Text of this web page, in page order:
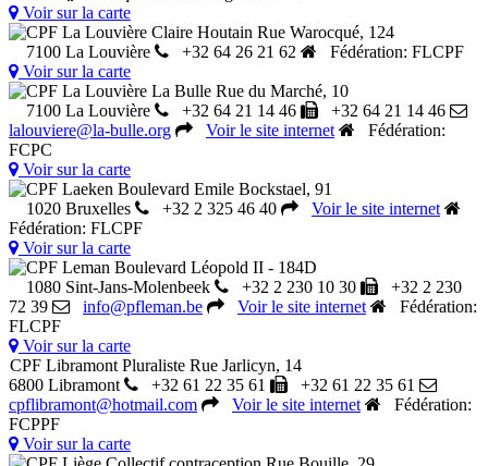
Voir sur la carte
CPF La Louvière Claire Houtain Rue Warocqué, 124
7100 La Louvière
+32 64 26 21 62
Fédération: FLCPF
Voir sur la carte
CPF La Louvière La Bulle Rue du Marché, 10
7100 La Louvière
+32 64 21 14 46
+32 64 21 14 46
lalouviere@la-bulle.org
Voir le site internet
Fédération:
FCPC
Voir sur la carte
CPF Laeken Boulevard Emile Bockstael, 91
1020 Bruxelles
+32 2 325 46 40
Voir le site internet
Fédération: FLCPF
Voir sur la carte
CPF Leman Boulevard Léopold II - 184D
1080 Sint-Jans-Molenbeek
+32 2 230 10 30
+32 2 230
72 39
info@pfleman.be Voir le site internet
Fédération:
FLCPF
Voir sur la carte
CPF Libramont Pluraliste Rue Jarlicyn, 14
6800 Libramont
+32 61 22 35 61
+32 61 22 35 61
cpflibramont@hotmail.com
Voir le site internet
Fédération:
FCPPF
Voir sur la carte